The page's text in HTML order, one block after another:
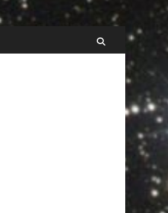
Recherche